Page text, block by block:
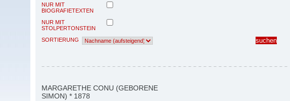
NUR MIT
BIOGRAFIETEXTEN
NUR MIT
STOLPERTONSTEIN
SORTIERUNG
MARGARETHE CONU (GEBORENE
SIMON) * 1878